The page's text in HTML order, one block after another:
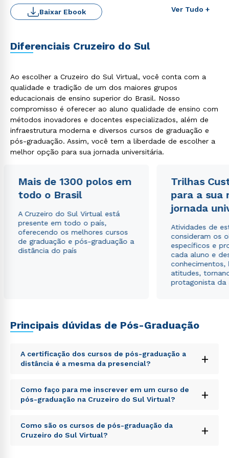
Ver Tudo +
Baixar Ebook
Diferenciais Cruzeiro do Sul
Ao escolher a Cruzeiro do Sul Virtual, você conta com a
qualidade e tradição de um dos maiores grupos
educacionais de ensino superior do Brasil. Nosso
compromisso é oferecer ao aluno qualidade de ensino com
métodos inovadores e docentes especializados, além de
infraestrutura moderna e diversos cursos de graduação e
pós-graduação. Assim, você tem a liberdade de escolher a
melhor opção para sua jornada universitária.
Mais de 1300 polos em
todo o Brasil
A Cruzeiro do Sul Virtual está
presente em todo o país,
oferecendo os melhores cursos
de graduação e pós-graduação a
distância do país
Trilhas
para a sua
jornada
Atividades de
consideram os
específicos e
cada aluno e
conhecimentos,
atitudes,
protagonista da
Principais dúvidas de Pós-Graduação
A certificação dos cursos de pós-graduação a
distância é a mesma da presencial?
+
Sed ut perspiciatis unde omnis iste natus error sit
voluptatem accusantium doloremque laudantium,
totam rem aperiam, eaque ipsa quae ab illo inventore
explicabo. Nemo enim ipsam voluptatem quia
voluptas sit aspernatur aut odit aut fugit, sed quia
Como faço para me inscrever em um curso de
pós-graduação na Cruzeiro do Sul Virtual?
+
Sed ut perspiciatis unde omnis iste natus error sit
voluptatem accusantium doloremque laudantium,
Como são os cursos de pós-graduação da
Cruzeiro do Sul Virtual?
+
Rápido e fácil
WhatsApp
ou
Estou de acordo com a
autorizo que meus dados sejam utilizados para o